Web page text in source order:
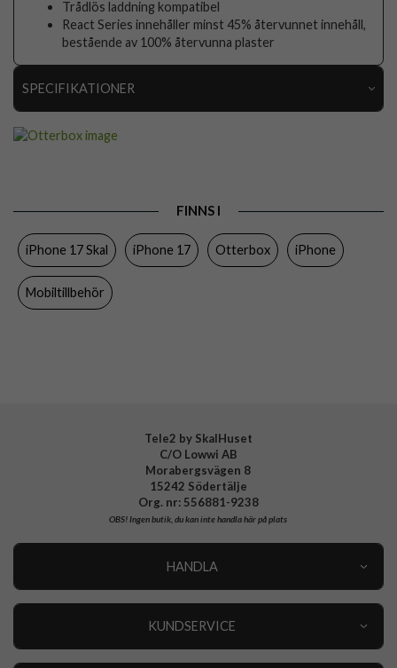
Trådlös laddning kompatibel
React Series innehåller minst 45% återvunnet innehåll,
bestående av 100% återvunna plaster
SPECIFIKATIONER
Färg Svart
Varumärke
FINNS I
iPhone 17 Skal iPhone 17 Otterbox iPhone
Mobiltillbehör
Tele2 by SkalHuset
C/O Lowwi AB
Morabergsvägen 8
15242 Södertälje
Org. nr: 556881-9238
OBS!Ingen butik, du kan inte handla här på plats
HANDLA
KUNDSERVICE